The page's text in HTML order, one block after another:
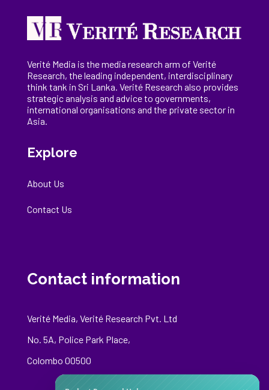
Verité Media is the media research arm of Verité
Research, theleading independent, interdisciplinary
think tank in Sri Lanka. Verité Research also provides
strategic analysis and advice to governments,
international organisations and the private sector in
Asia.
Explore
About Us
Contact Us
Contact information
Verité Media, Verité Research Pvt. Ltd
No. 5A, Police Park Place,
Colombo 00500